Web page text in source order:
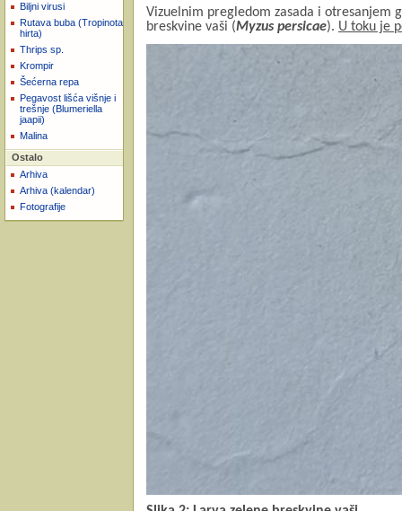
Biljni virusi
Rutava buba (Tropinota
hirta)
Thrips sp.
Krompir
Šećerna repa
Pegavost lišća višnje i
trešnje (Blumeriella
jaapii)
Malina
Ostalo
Arhiva
Arhiva (kalendar)
Fotografije
Vizuelnim pregledom zasada i otresanjem
breskvine vaši (Myzus persicae). U toku je